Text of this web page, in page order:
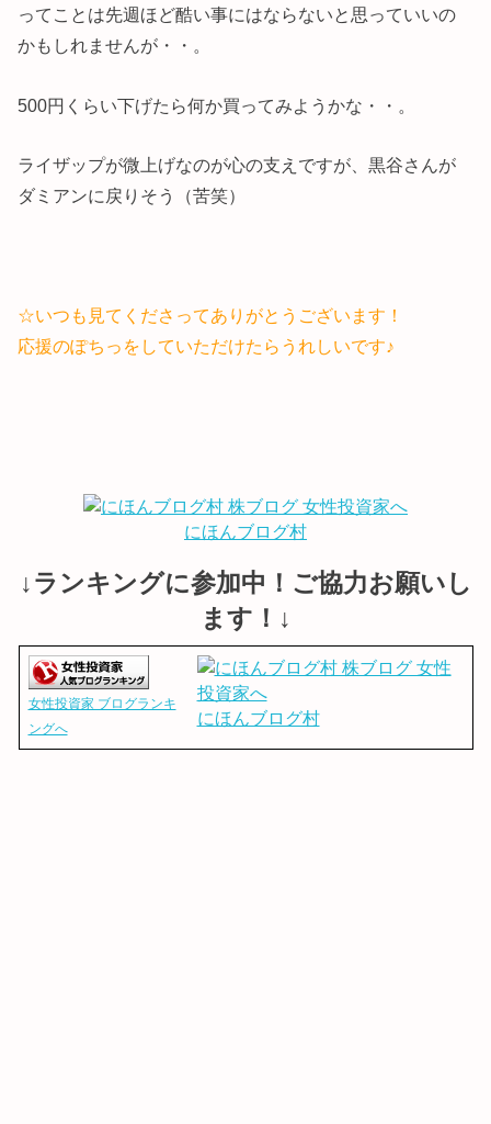
ってことは先週ほど酷い事にはならないと思っていいの
かもしれませんが・・。
500円くらい下げたら何か買ってみようかな・・。
ライザップが微上げなのが心の支えですが、黒谷さんが
ダミアンに戻りそう（苦笑）
☆いつも見てくださってありがとうございます！
応援のぽちっをしていただけたらうれしいです♪
にほんブログ村
↓ランキングに参加中！ご協力お願いし
ます！↓
女性投資家 ブログランキ
ングへ
にほんブログ村